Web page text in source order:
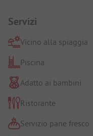
Servizi
Vicino alla spiaggia
Piscina
Adatto ai bambini
Ristorante
Servizio pane fresco